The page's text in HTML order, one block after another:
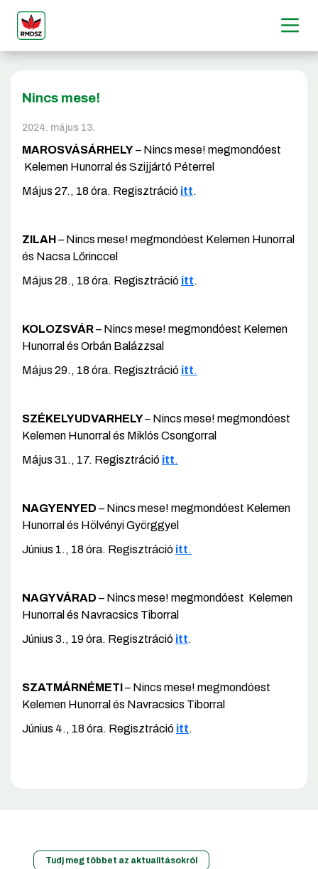
Nincs mese!
2024. május 13.
MAROSVÁSÁRHELY– Nincs mese! megmondóest
Kelemen Hunorral és Szijjártó Péterrel
Május 27., 18 óra. Regisztráció itt.
ZILAH– Nincs mese! megmondóest Kelemen Hunorral
és Nacsa Lőrinccel
Május 28., 18 óra. Regisztráció itt.
KOLOZSVÁR– Nincs mese! megmondóest Kelemen
Hunorral és Orbán Balázzsal
Május 29., 18 óra. Regisztráció itt.
SZÉKELYUDVARHELY– Nincs mese! megmondóest
Kelemen Hunorral és Miklós Csongorral
Május 31., 17. Regisztráció itt.
NAGYENYED – Nincs mese! megmondóest Kelemen
Hunorral és Hölvényi Györggyel
Június 1., 18 óra. Regisztráció itt.
NAGYVÁRAD – Nincs mese! megmondóest Kelemen
Hunorral és Navracsics Tiborral
Június 3., 19 óra. Regisztráció itt.
SZATMÁRNÉMETI– Nincs mese! megmondóest
Kelemen Hunorral és Navracsics Tiborral
Június 4., 18 óra. Regisztráció itt.
Tudj meg többet az aktualitásokról